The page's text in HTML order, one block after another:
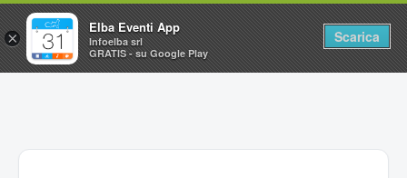
Home
×
Elba Eventi App
Infoelba srl
GRATIS - su Google Play
Scarica